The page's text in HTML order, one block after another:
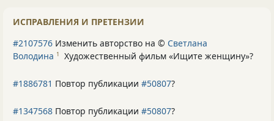
ИСПРАВЛЕНИЯ И ПРЕТЕНЗИИ
#2107576 Изменить авторство на © Светлана
Володина 1 Художественный фильм «Ищите женщину»?
#1886781 Повтор публикации #50807?
#1347568 Повтор публикации #50807?